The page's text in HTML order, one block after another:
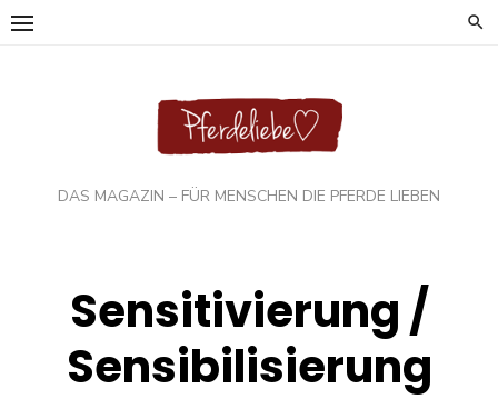
Skip
DAS MAGAZIN – FÜR MENSCHEN DIE PFERDE LIEBEN
Sensitivierung /
Sensibilisierung